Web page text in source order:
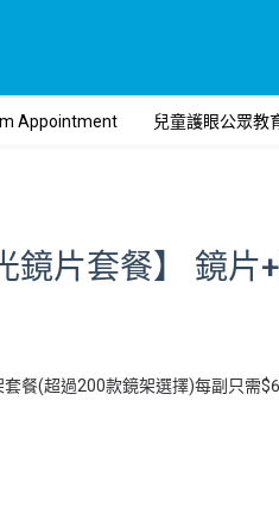
Appointment 兒童護眼公眾教
鏡片套餐】 鏡片
套餐(超過200款鏡架選擇)每副只需